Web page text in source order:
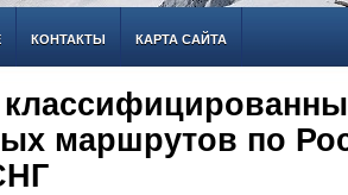
КОНТАКТЫ КАРТА САЙТА
маршрутов по